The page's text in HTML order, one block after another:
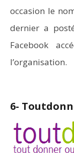
occasion le
dernier a
Facebook
l’organisation.
6-